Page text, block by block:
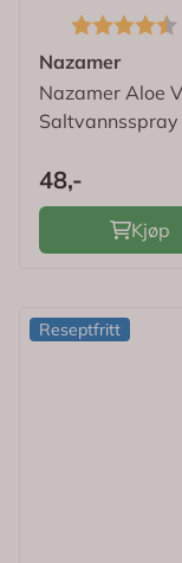
Karakter:
Nazamer
Nazamer Aloe
48,-
Kjøp
Reseptfritt